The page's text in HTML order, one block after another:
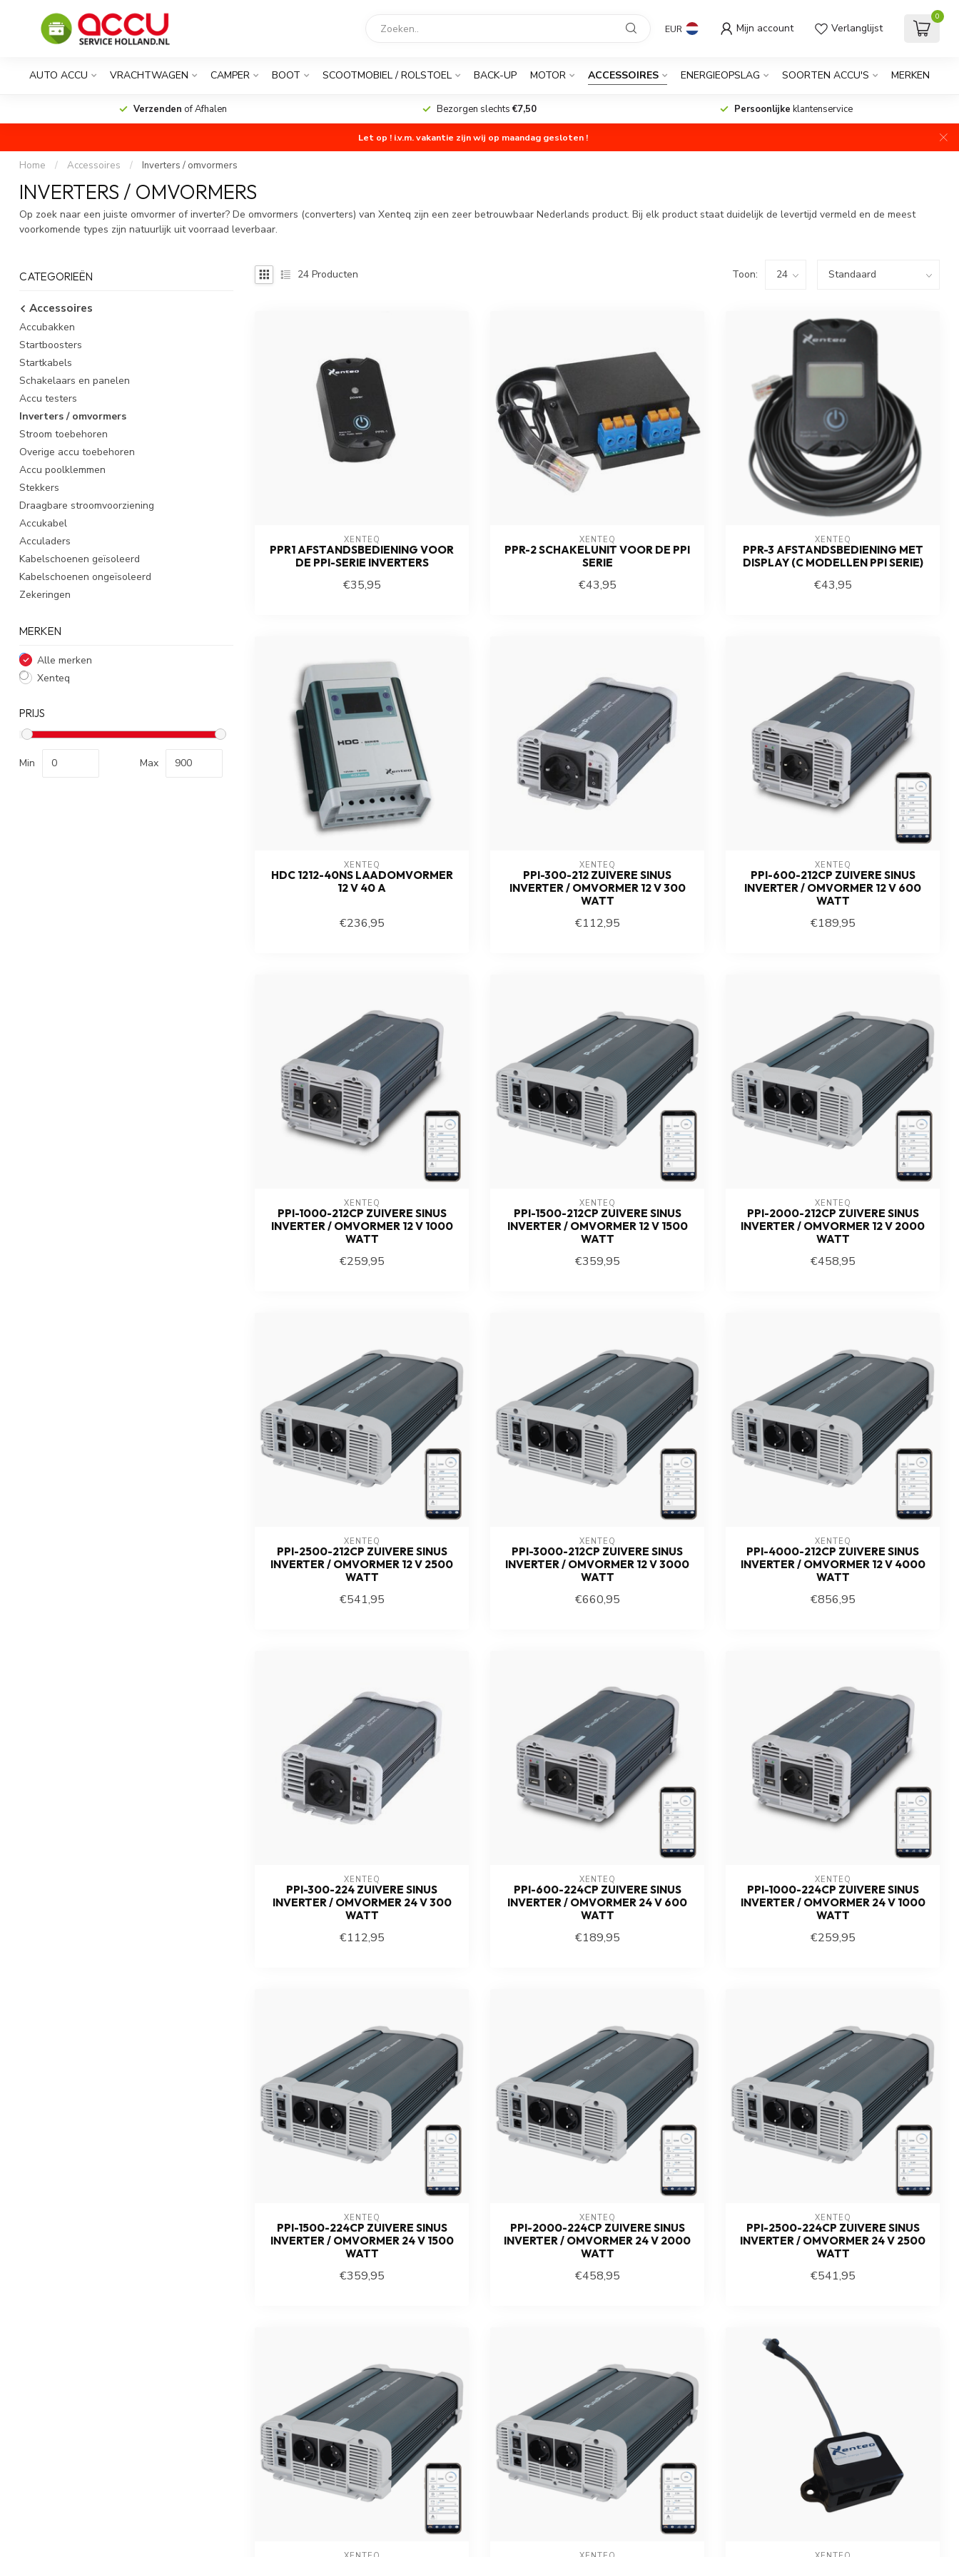
EUR Mijn account Verlanglijst
0
AUTO ACCU VRACHTWAGEN CAMPER BOOT SCOOTMOBIEL / ROLSTOEL BACK-UP MOTOR ACCESSOIRES ENERGIEOPSLAG SOORTEN ACCU'S MERKEN
Verzenden of Afhalen Bezorgen slechts€7,50 Persoonlijke klantenservice
Let op ! i.v.m. vakantie zijn wij op maandag gesloten !
Home / Accessoires / Inverters / omvormers
INVERTERS / OMVORMERS
Op zoek naar een juiste omvormer of inverter? De omvormers (converters) van Xenteq zijn een zeer betrouwbaar Nederlands product. Bij elk product staat duidelijk de levertijd vermeld en de meest
voorkomende types zijn natuurlijk uit voorraad leverbaar.
CATEGORIEËN
Accessoires
Accubakken
Startboosters
Startkabels
Schakelaars en panelen
Accu testers
Inverters / omvormers
Stroom toebehoren
Overige accu toebehoren
Accu poolklemmen
Stekkers
Draagbare stroomvoorziening
Accukabel
Acculaders
Kabelschoenen geïsoleerd
Kabelschoenen ongeïsoleerd
Zekeringen
MERKEN
Alle merken
Xenteq
PRIJS
Min Max
24 Producten Toon:
XENTEQ
PPR1 AFSTANDSBEDIENING VOOR
DE PPI-SERIE INVERTERS
€35,95
XENTEQ
PPR-2 SCHAKELUNIT VOOR DE PPI
SERIE
€43,95
XENTEQ
PPR-3 AFSTANDSBEDIENING MET
DISPLAY (C MODELLEN PPI SERIE)
€43,95
XENTEQ
HDC 1212-40NS LAADOMVORMER
12 V 40 A
€236,95
XENTEQ
PPI-300-212 ZUIVERE SINUS
INVERTER / OMVORMER 12 V 300
WATT
€112,95
XENTEQ
PPI-600-212CP ZUIVERE SINUS
INVERTER / OMVORMER 12 V 600
WATT
€189,95
XENTEQ
PPI-1000-212CP ZUIVERE SINUS
INVERTER / OMVORMER 12 V 1000
WATT
€259,95
XENTEQ
PPI-1500-212CP ZUIVERE SINUS
INVERTER / OMVORMER 12 V 1500
WATT
€359,95
XENTEQ
PPI-2000-212CP ZUIVERE SINUS
INVERTER / OMVORMER 12 V 2000
WATT
€458,95
XENTEQ
PPI-2500-212CP ZUIVERE SINUS
INVERTER / OMVORMER 12 V 2500
WATT
€541,95
XENTEQ
PPI-3000-212CP ZUIVERE SINUS
INVERTER / OMVORMER 12 V 3000
WATT
€660,95
XENTEQ
PPI-4000-212CP ZUIVERE SINUS
INVERTER / OMVORMER 12 V 4000
WATT
€856,95
XENTEQ
PPI-300-224 ZUIVERE SINUS
INVERTER / OMVORMER 24 V 300
WATT
€112,95
XENTEQ
PPI-600-224CP ZUIVERE SINUS
INVERTER / OMVORMER 24 V 600
WATT
€189,95
XENTEQ
PPI-1000-224CP ZUIVERE SINUS
INVERTER / OMVORMER 24 V 1000
WATT
€259,95
XENTEQ
PPI-1500-224CP ZUIVERE SINUS
INVERTER / OMVORMER 24 V 1500
WATT
€359,95
XENTEQ
PPI-2000-224CP ZUIVERE SINUS
INVERTER / OMVORMER 24 V 2000
WATT
€458,95
XENTEQ
PPI-2500-224CP ZUIVERE SINUS
INVERTER / OMVORMER 24 V 2500
WATT
€541,95